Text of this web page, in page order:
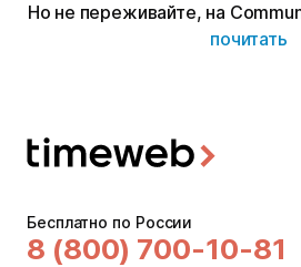
Но не переживайте, на
почитать
Бесплатно по России
8 (800) 700-10-81